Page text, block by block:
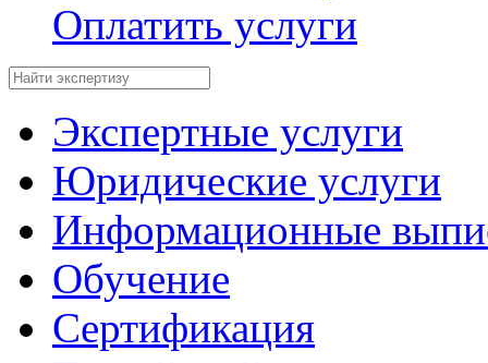
Оплатить услуги
Экспертные услуги
Юридические услуги
Информационные
Обучение
Сертификация